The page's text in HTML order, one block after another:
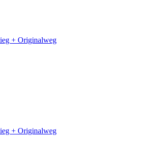
+ Originalweg
+ Originalweg